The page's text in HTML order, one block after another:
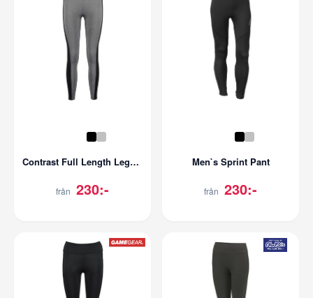
Contrast Full Length Leggins
från 230:-
Men`s Sprint Pant
från 230:-